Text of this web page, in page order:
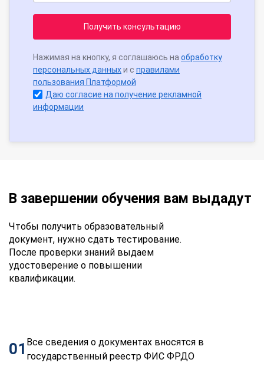
Получить консультацию
Нажимая на кнопку, я соглашаюсь на обработку
персональных данныхи с правилами
пользования Платформой
Даю согласие на получение рекламной
информации
В завершении обучения вам выдадут
Чтобы получить образовательный
документ, нужно сдать тестирование.
После проверки знаний выдаем
удостоверение о повышении
квалификации.
01 Все сведения о документах вносятся в
государственный реестр ФИС ФРДО